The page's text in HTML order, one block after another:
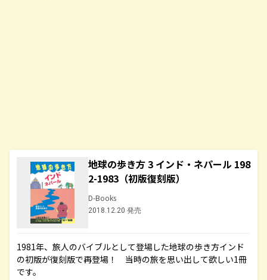
地球の歩き方 3 インド・ネパール 198
2-1983（初版復刻版）
D-Books
2018.12.20 発売
1981年、旅人のバイブルとして登場した地球の歩き方インド
の初版が復刻版で再登場！ 当時の旅を思い出して欲しい1冊
です。